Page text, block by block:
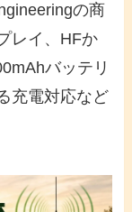
の商
レイ、HFか
バッテリ
充電対応など